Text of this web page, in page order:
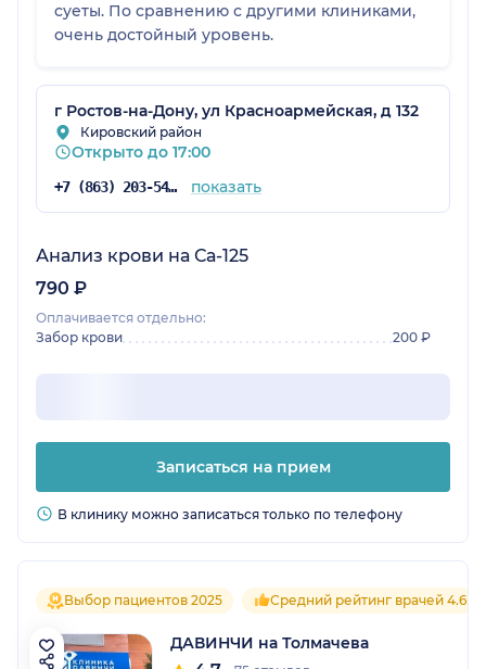
суеты. По сравнению с другими клиниками,
очень достойный уровень.
г Ростов-на-Дону, ул Красноармейская, д 132
Кировский район
Открыто до 17:00
+7 (863) 203-54-50 показать
Анализ крови на Са-125
790 ₽
Оплачивается отдельно:
Забор крови
200 ₽
Записаться на прием
В клинику можно записаться только по телефону
Выбор пациентов 2025 Средний рейтинг врачей 4.6
ДАВИНЧИ на Толмачева